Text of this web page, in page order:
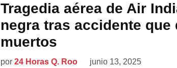
Tragedia aérea de Air
negra tras accidente que
muertos
por 24 Horas Q. Roo junio 13, 2025